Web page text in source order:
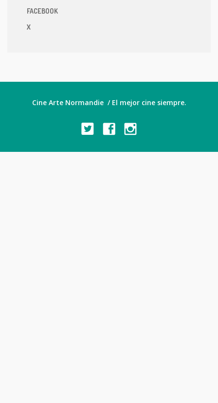
FACEBOOK
X
Cine Arte Normandie / El mejor cine siempre.